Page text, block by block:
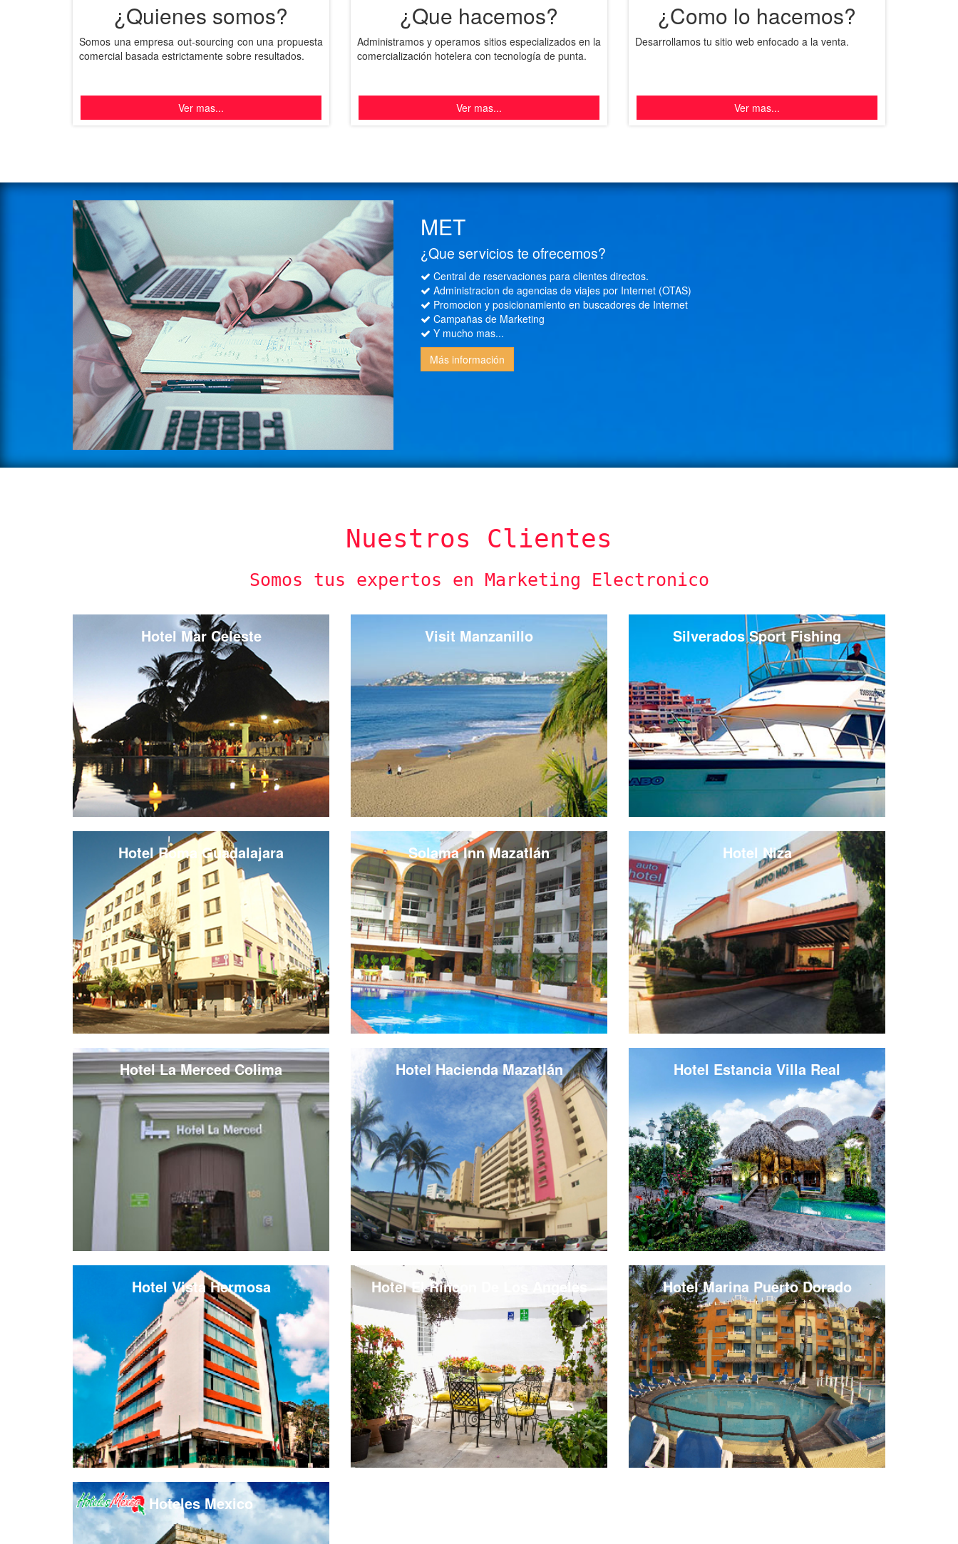
¿Quienes somos?
Somos una empresa out-sourcing con una propuesta
comercial basada estrictamente sobre resultados.
Ver mas...
¿Que hacemos?
Administramos y operamos sitios especializados en la
comercialización hotelera con tecnología de punta.
Ver mas...
¿Como lo hacemos?
Desarrollamos tu sitio web enfocado a la venta.
Ver mas...
MET
¿Que servicios te ofrecemos?
Central de reservaciones para clientes directos.
Administracion de agencias de viajes por Internet (OTAS)
Promocion y posicionamiento en buscadores de Internet
Campañas de Marketing
Y mucho mas...
Más información
Nuestros Clientes
Somos tus expertos en Marketing Electronico
Hotel Mar Celeste Visit Manzanillo Silverados Sport Fishing
Hotel Roma Guadalajara Solama Inn Mazatlán Hotel Niza
Hotel La Merced Colima Hotel Hacienda Mazatlán Hotel Estancia Villa Real
Hotel Vista Hermosa Hotel El Rincon De Los Angeles Hotel Marina Puerto Dorado
Hoteles Mexico